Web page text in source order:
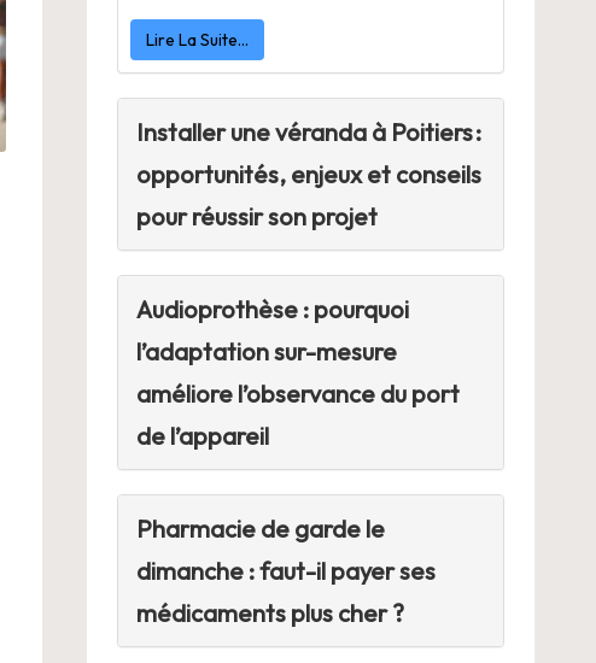
Lire La Suite…
Installer une véranda à Poitiers :
opportunités, enjeux et conseils
pour réussir son projet
Audioprothèse : pourquoi
l’adaptation sur-mesure
améliore l’observance du port
de l’appareil
Pharmacie de garde le
dimanche : faut-il payer ses
médicaments plus cher ?